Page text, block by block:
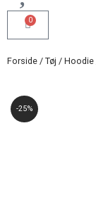
0
Kurv
Forside / Tøj / Hoodie
-25%